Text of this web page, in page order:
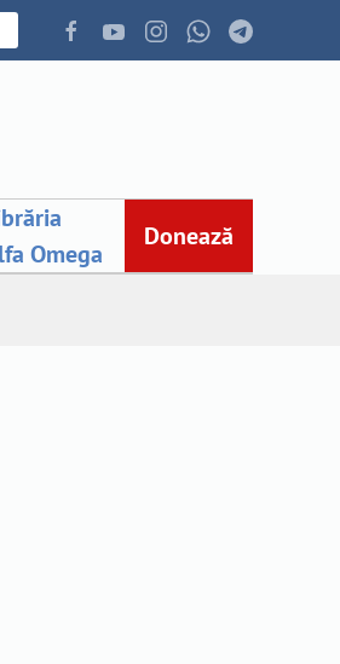
Omega
Donează